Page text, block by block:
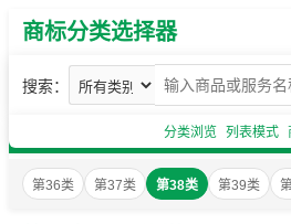
商标分类选择器
搜索：
分类浏览 列表模式
第36类 第37类 第38类 第39类